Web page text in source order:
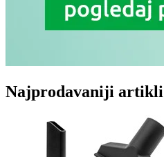
Najprodavaniji artikli